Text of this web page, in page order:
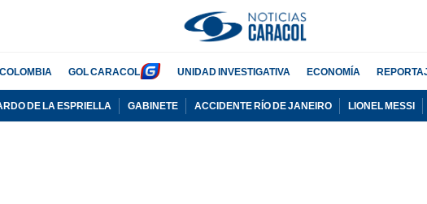
COLOMBIA GOL CARACOL UNIDAD INVESTIGATIVA ECONOMÍA
DE LA ESPRIELLA GABINETE ACCIDENTE RÍO DE JANEIRO LIONEL MESSI